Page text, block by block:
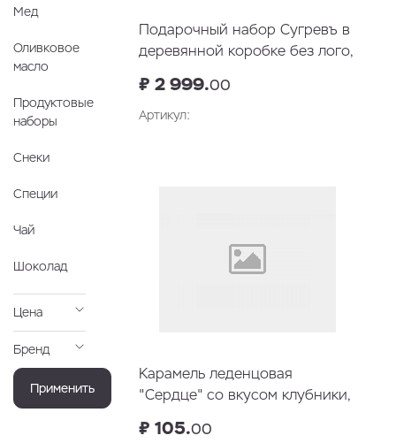
Мед
Оливковое
масло
Продуктовые
наборы
Снеки
Специи
Чай
Шоколад
Цена
Бренд
Применить
Подарочный набор Сугревъ в
деревянной коробке без лого,
₽ 2 999.00
Артикул:
Карамель леденцовая
"Сердце" со вкусом клубники,
₽ 105.00